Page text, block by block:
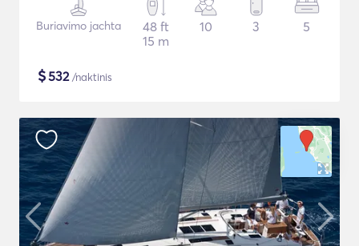
Buriavimo jachta
48 ft
15 m
10 3 5
$532/naktinis